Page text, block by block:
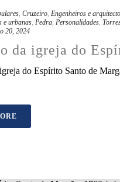
, Cruzeiro, Engenheiros e
e urbanas, Pedra, Personalidades,
20, 2024
da igreja do
do Espírito Santo de